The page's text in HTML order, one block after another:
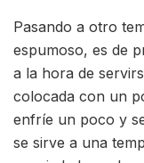
Pasando a otro
espumoso, es de
a la hora de
colocada con un
enfríe un poco y
se sirve a una